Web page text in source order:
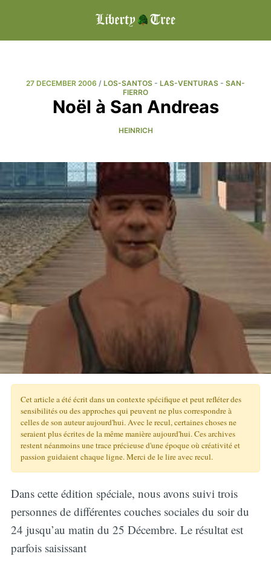
27 DECEMBER 2006 / LOS-SANTOS - LAS-VENTURAS - SAN-
FIERRO
Noël à San Andreas
HEINRICH
Cet article a été écrit dans un contexte spécifique et peut refléter des
sensibilités ou des approches qui peuvent ne plus correspondre à
celles de son auteur aujourd'hui. Avec le recul, certaines choses ne
seraient plus écrites de la même manière aujourd'hui. Ces archives
restent néanmoins une trace précieuse d'une époque où créativité et
passion guidaient chaque ligne. Merci de le lire avec recul.
Dans cette édition spéciale, nous avons suivi trois
personnes de différentes couches sociales du soir du
24 jusqu’au matin du 25 Décembre. Le résultat est
parfois saisissant